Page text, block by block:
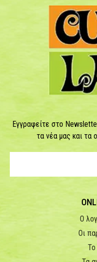
Εγγραφείτε στο
τα νέα μας και τα
Ο
Οι
Το